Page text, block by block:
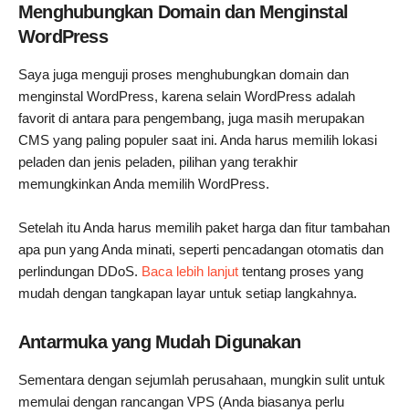
Menghubungkan Domain dan Menginstal
WordPress
Saya juga menguji proses menghubungkan domain dan
menginstal WordPress, karena selain WordPress adalah
favorit di antara para pengembang, juga masih merupakan
CMS yang paling populer saat ini. Anda harus memilih lokasi
peladen dan jenis peladen, pilihan yang terakhir
memungkinkan Anda memilih WordPress.
Setelah itu Anda harus memilih paket harga dan fitur tambahan
apa pun yang Anda minati, seperti pencadangan otomatis dan
perlindungan DDoS. Baca lebih lanjut tentang proses yang
mudah dengan tangkapan layar untuk setiap langkahnya.
Antarmuka yang Mudah Digunakan
Sementara dengan sejumlah perusahaan, mungkin sulit untuk
memulai dengan rancangan VPS (Anda biasanya perlu